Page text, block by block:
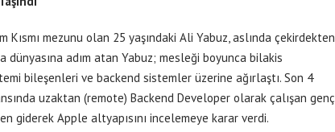
mezunu olan 25 yaşındaki Ali Yabuz, aslında çekirdekten
dünyasına adım atan Yabuz; mesleği boyunca bilakis
bileşenleri ve backend sistemler üzerine ağırlaştı. Son 4
uzaktan (remote) Backend Developer olarak çalışan genç
giderek Apple altyapısını incelemeye karar verdi.